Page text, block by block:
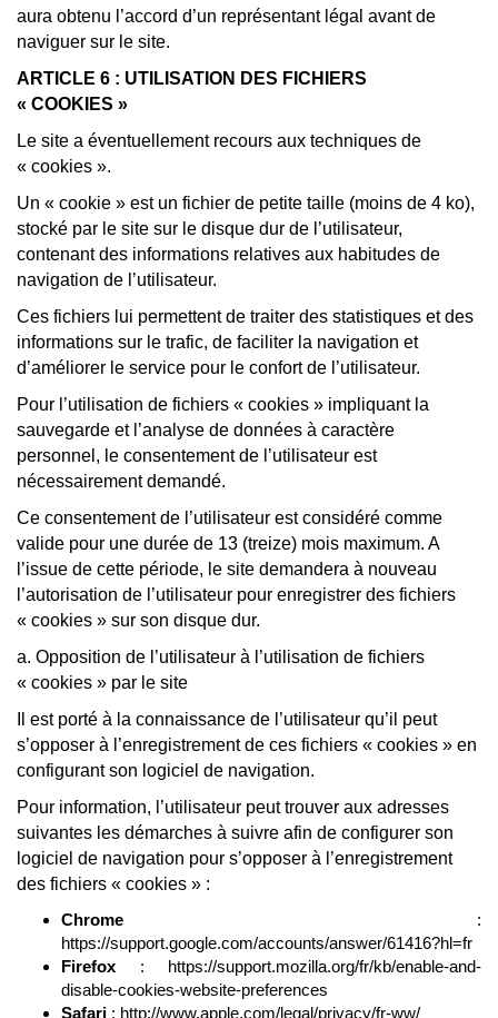
aura obtenu l’accord d’un représentant légal avant de
naviguer sur le site.
ARTICLE 6 : UTILISATION DES FICHIERS
« COOKIES »
Le site a éventuellement recours aux techniques de
« cookies ».
Un « cookie » est un fichier de petite taille (moins de 4 ko),
stocké par le site sur le disque dur de l’utilisateur,
contenant des informations relatives aux habitudes de
navigation de l’utilisateur.
Ces fichiers lui permettent de traiter des statistiques et des
informations sur le trafic, de faciliter la navigation et
d’améliorer le service pour le confort de l’utilisateur.
Pour l’utilisation de fichiers « cookies » impliquant la
sauvegarde et l’analyse de données à caractère
personnel, le consentement de l’utilisateur est
nécessairement demandé.
Ce consentement de l’utilisateur est considéré comme
valide pour une durée de 13 (treize) mois maximum. A
l’issue de cette période, le site demandera à nouveau
l’autorisation de l’utilisateur pour enregistrer des fichiers
« cookies » sur son disque dur.
a. Opposition de l’utilisateur à l’utilisation de fichiers
« cookies » par le site
Il est porté à la connaissance de l’utilisateur qu’il peut
s’opposer à l’enregistrement de ces fichiers « cookies » en
configurant son logiciel de navigation.
Pour information, l’utilisateur peut trouver aux adresses
suivantes les démarches à suivre afin de configurer son
logiciel de navigation pour s’opposer à l’enregistrement
des fichiers « cookies » :
Chrome :
https://support.google.com/accounts/answer/61416?hl=fr
Firefox : https://support.mozilla.org/fr/kb/enable-and-
disable-cookies-website-preferences
Safari : http://www.apple.com/legal/privacy/fr-ww/